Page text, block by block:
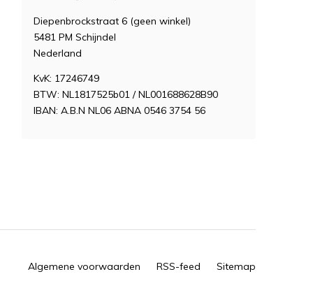
Diepenbrockstraat 6 (geen winkel)
5481 PM Schijndel
Nederland
KvK: 17246749
BTW: NL1817525b01 / NL001688628B90
IBAN: A.B.N NL06 ABNA 0546 3754 56
Algemene voorwaarden RSS-feed Sitemap